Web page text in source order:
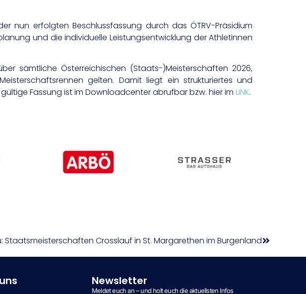
nun erfolgten Beschlussfassung durch das ÖTRV-Präsidium
und die individuelle Leistungsentwicklung der Athletinnen
sämtliche Österreichischen (Staats-)Meisterschaften 2026,
gelten. Damit liegt ein strukturiertes und
Fassung ist im Downloadcenter abrufbar bzw. hier im LINK.
Staatsmeisterschaften Crosslauf in St. Margarethen im Burgenland
Newsletter
Meldet euch an – und holt euch die aktuellsten Infos